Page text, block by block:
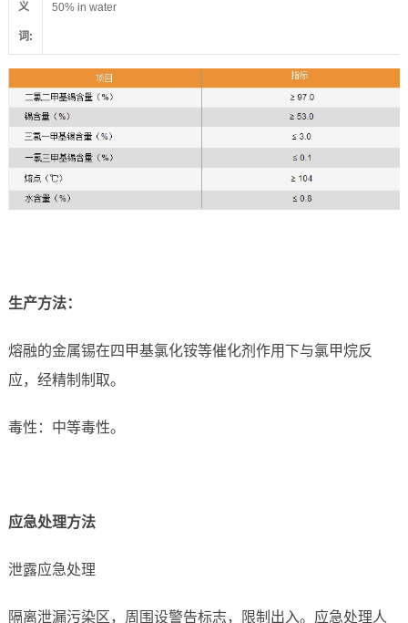
义
词 :
50% in water
生产方法：
熔融的金属锡在四甲基氯化铵等催化剂作用下与氯甲烷反
应，经精制制取。
毒性：中等毒性。
应急处理方法
泄露应急处理
隔离泄漏污染区，周围设警告标志，限制出入。应急处理人